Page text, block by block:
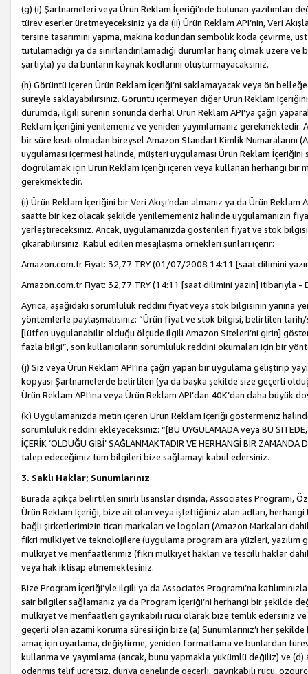
(g) (i) Şartnameleri veya Ürün Reklam İçeriği’nde bulunan
türev eserler üretmeyeceksiniz ya da (ii) Ürün Reklam API’nin, Veri
tersine tasarımını yapma, makina kodundan sembolik koda çevirme,
tutulamadığı ya da sınırlandırılamadığı durumlar hariç olmak üzere
şartıyla) ya da bunların kaynak kodlarını oluşturmayacaksınız.
(h) Görüntü içeren Ürün Reklam İçeriği’ni saklamayacak veya ön
süreyle saklayabilirsiniz. Görüntü içermeyen diğer Ürün Reklam
durumda, ilgili sürenin sonunda derhal Ürün Reklam API’ya çağrı
Reklam İçeriğini yenilemeniz ve yeniden yayımlamanız gerekmektedir.
bir süre kısıtı olmadan bireysel Amazon Standart Kimlik Numaralarını
uygulaması içermesi halinde, müşteri uygulaması Ürün Reklam
doğrulamak için Ürün Reklam İçeriği içeren veya kullanan herhangi bir
gerekmektedir.
(i) Ürün Reklam İçeriğini bir Veri Akışı’ndan almanız ya da Ürün
saatte bir kez olacak şekilde yenilememeniz halinde uygulamanızın
yerleştireceksiniz. Ancak, uygulamanızda gösterilen fiyat ve stok
çıkarabilirsiniz. Kabul edilen mesajlaşma örnekleri şunları içerir:
Amazon.com.tr Fiyat: 32,77 TRY (01/07/2008 14:11 [saat dilimini
Amazon.com.tr Fiyat: 32,77 TRY (14:11 [saat dilimini yazın] itibarıyla -
Ayrıca, aşağıdaki sorumluluk reddini fiyat veya stok bilgisinin yanına
yöntemlerle paylaşmalısınız: “Ürün fiyat ve stok bilgisi, belirtilen
[lütfen uygulanabilir olduğu ölçüde ilgili Amazon Siteleri’ni girin]
fazla bilgi”, son kullanıcıların sorumluluk reddini okumaları için bir
(j) Siz veya Ürün Reklam API’ına çağrı yapan bir uygulama geliştirip
kopyası Şartnamelerde belirtilen (ya da başka şekilde size geçerli
Ürün Reklam API’ına veya Ürün Reklam API’dan 40K’dan daha büyük
(k) Uygulamanızda metin içeren Ürün Reklam İçeriği göstermeniz
sorumluluk reddini ekleyeceksiniz: “[BU UYGULAMADA veya BU SİTEDE,
İÇERİK ‘OLDUĞU GİBİ’ SAĞLANMAKTADIR VE HERHANGİ BİR
talep edeceğimiz tüm bilgileri bize sağlamayı kabul edersiniz.
3. Saklı Haklar; Sunumlarınız
Burada açıkça belirtilen sınırlı lisanslar dışında, Associates Programı,
Ürün Reklam İçeriği, bize ait olan veya işlettiğimiz alan adları,
bağlı şirketlerimizin ticari markaları ve logoları (Amazon Markaları
fikri mülkiyet ve teknolojilere (uygulama program ara yüzleri,
mülkiyet ve menfaatlerimiz (fikri mülkiyet hakları ve tescilli haklar
veya hak iktisap etmemektesiniz.
Bize Program İçeriği’yle ilgili ya da Associates Programı’na
sair bilgiler sağlamanız ya da Program İçeriği’ni herhangi bir şekilde
mülkiyet ve menfaatleri gayrikabili rücu olarak bize temlik edersiniz ve
geçerli olan azami koruma süresi için bize (a) Sunumlarınız’ı her
amaç için uyarlama, değiştirme, yeniden formatlama ve bunlardan türev
kullanma ve yayımlama (ancak, bunu yapmakla yükümlü değiliz) ve
ödenmiş telif ücretsiz, dünya genelinde geçerli, gayrikabili rücu,